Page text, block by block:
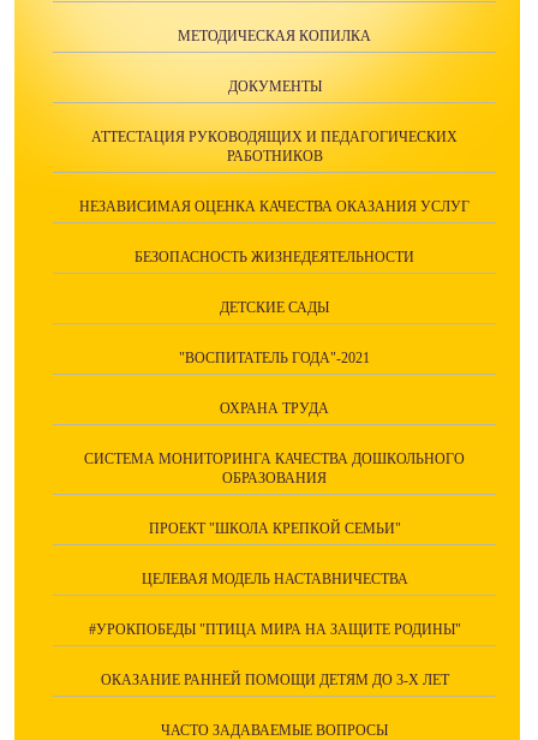
МЕТОДИЧЕСКАЯ КОПИЛКА
ДОКУМЕНТЫ
АТТЕСТАЦИЯ РУКОВОДЯЩИХ И ПЕДАГОГИЧЕСКИХ
РАБОТНИКОВ
НЕЗАВИСИМАЯ ОЦЕНКА КАЧЕСТВА ОКАЗАНИЯ УСЛУГ
БЕЗОПАСНОСТЬ ЖИЗНЕДЕЯТЕЛЬНОСТИ
ДЕТСКИЕ САДЫ
"ВОСПИТАТЕЛЬ ГОДА"-2021
ОХРАНА ТРУДА
СИСТЕМА МОНИТОРИНГА КАЧЕСТВА ДОШКОЛЬНОГО
ОБРАЗОВАНИЯ
ПРОЕКТ "ШКОЛА КРЕПКОЙ СЕМЬИ"
ЦЕЛЕВАЯ МОДЕЛЬ НАСТАВНИЧЕСТВА
#УРОКПОБЕДЫ "ПТИЦА МИРА НА ЗАЩИТЕ РОДИНЫ"
ОКАЗАНИЕ РАННЕЙ ПОМОЩИ ДЕТЯМ ДО 3-Х ЛЕТ
ЧАСТО ЗАДАВАЕМЫЕ ВОПРОСЫ